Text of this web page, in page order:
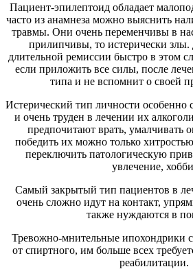
Пациент-эпилептоид обладает
часто из анамнеза можно выяснить
травмы. Они очень переменчивы в
прилипчивы, то истерически злы.
длительной ремиссии быстро в этом
если приложить все силы, после
типа и не вспомнит о своей
Истерический тип личности
и очень труден в лечении их
предпочитают врать, умалчивать
победить их можно только
переключить патологическую
увлечение,
Самый закрытый тип пациентов в
очень сложно идут на контакт,
также нуждаются в
Тревожно-мнительные ипохондрики
от спиртного, им больше всех
реабилитации.